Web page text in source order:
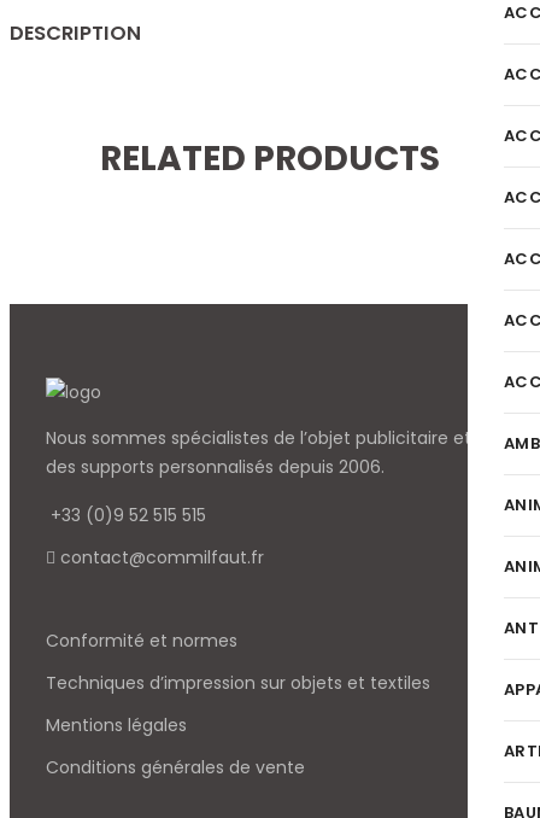
DESCRIPTION
RELATED PRODUCTS
Nous sommes spécialistes de l’objet publicitaire et
des supports personnalisés depuis 2006.
+33 (0)9 52 515 515
contact@commilfaut.fr
Conformité et normes
Techniques d’impression sur objets et textiles
Mentions légales
Conditions générales de vente